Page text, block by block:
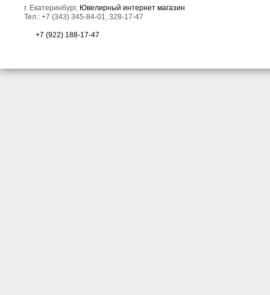
г. Екатеринбург, Ювелирный интернет магазин
Тел.: +7 (343) 345-84-01, 328-17-47
+7 (922) 188-17-47